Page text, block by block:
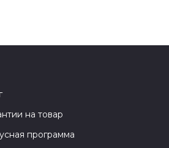
на товар
программа